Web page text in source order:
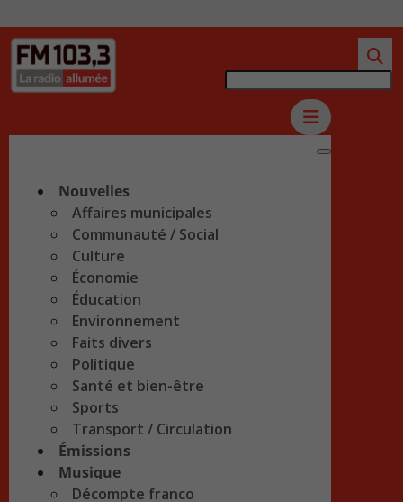
Nouvelles
Affaires municipales
Communauté / Social
Culture
Économie
Éducation
Environnement
Faits divers
Politique
Santé et bien-être
Sports
Transport / Circulation
Émissions
Musique
Décompte franco